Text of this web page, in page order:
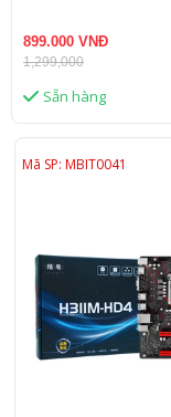
899.000 VNĐ
1,299,000
Sẵn hàng
Mã SP: MBIT0041